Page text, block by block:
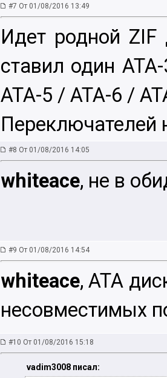
#7 От 01/08/2016 13:49
Идет родной ZIF
ставил один
ATA-5 / ATA-6 /
Переключателей
#8 От 01/08/2016 14:05
whiteace, не в
#9 От 01/08/2016 14:54
whiteace, ATA
несовместимых
#10 От 01/08/2016 15:18
vadim3008 писал: